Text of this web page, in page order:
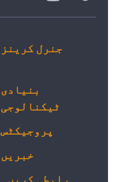
جنرل کرینز
بنیادی
ٹیکنالوجی
پروجیکٹس
خبریں
رابطہ کریں۔